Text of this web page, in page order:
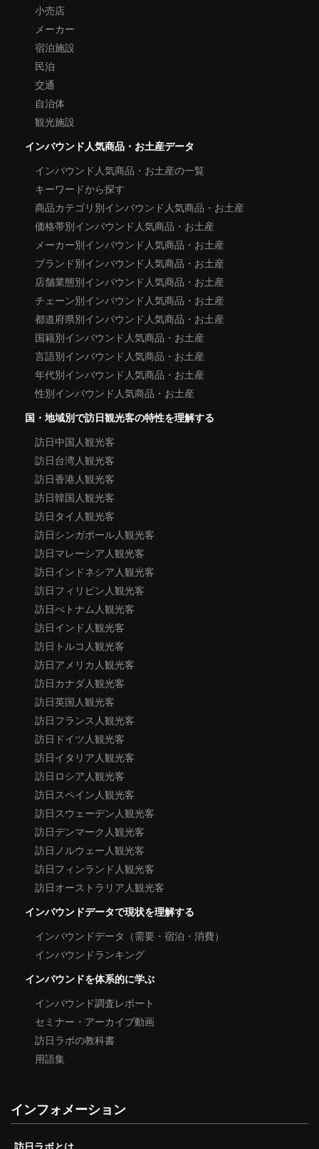
小売店
メーカー
宿泊施設
民泊
交通
自治体
観光施設
インバウンド人気商品・お土産データ
インバウンド人気商品・お土産の一覧
キーワードから探す
商品カテゴリ別インバウンド人気商品・お土産
価格帯別インバウンド人気商品・お土産
メーカー別インバウンド人気商品・お土産
ブランド別インバウンド人気商品・お土産
店舗業態別インバウンド人気商品・お土産
チェーン別インバウンド人気商品・お土産
都道府県別インバウンド人気商品・お土産
国籍別インバウンド人気商品・お土産
言語別インバウンド人気商品・お土産
年代別インバウンド人気商品・お土産
性別インバウンド人気商品・お土産
国・地域別で訪日観光客の特性を理解する
訪日中国人観光客
訪日台湾人観光客
訪日香港人観光客
訪日韓国人観光客
訪日タイ人観光客
訪日シンガポール人観光客
訪日マレーシア人観光客
訪日インドネシア人観光客
訪日フィリピン人観光客
訪日べトナム人観光客
訪日インド人観光客
訪日トルコ人観光客
訪日アメリカ人観光客
訪日カナダ人観光客
訪日英国人観光客
訪日フランス人観光客
訪日ドイツ人観光客
訪日イタリア人観光客
訪日ロシア人観光客
訪日スペイン人観光客
訪日スウェーデン人観光客
訪日デンマーク人観光客
訪日ノルウェー人観光客
訪日フィンランド人観光客
訪日オーストラリア人観光客
インバウンドデータで現状を理解する
インバウンドデータ（需要・宿泊・消費）
インバウンドランキング
インバウンドを体系的に学ぶ
インバウンド調査レポート
セミナー・アーカイブ動画
訪日ラボの教科書
用語集
インフォメーション
訪日ラボとは